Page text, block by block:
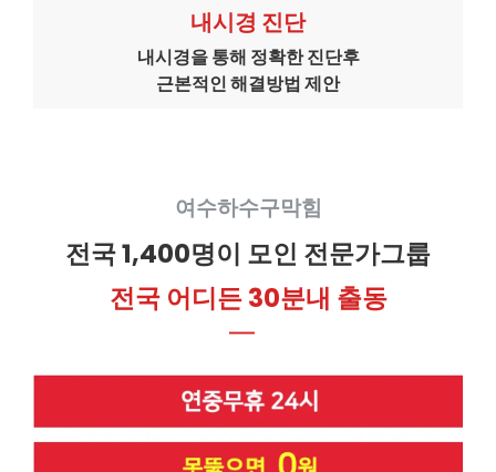
내시경 진단
내시경을 통해 정확한 진단후
근본적인 해결방법 제안
여수하수구막힘
전국 1,400명이 모인 전문가그룹
전국 어디든 30분내 출동